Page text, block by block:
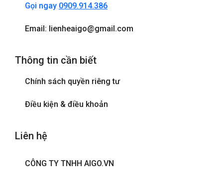
Gọi ngay 0909.914.386
Email: lienheaigo@gmail.com
Thông tin cần biết
Chính sách quyền riêng tư
Điều kiện & điều khoản
Liên hệ
CÔNG TY TNHH AIGO.VN